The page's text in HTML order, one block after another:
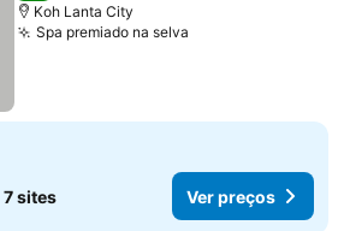
Koh Lanta City
Spa premiado na selva
7 sites Ver preços